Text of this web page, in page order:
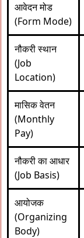
आवेदन मोड
(Form Mode)
नौकरी स्थान
(Job
Location)
मासिक वेतन
(Monthly
Pay)
नौकरी का आधार
(Job Basis)
आयोजक
(Organizing
Body)